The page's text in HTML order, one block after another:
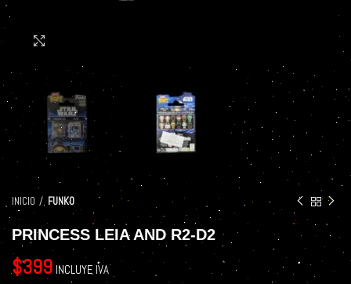
INICIO FUNKO
PRINCESS LEIA AND R2-D2
$399 INCLUYE IVA